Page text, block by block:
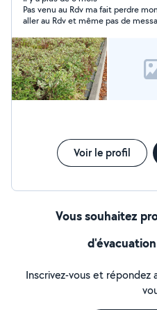
Pas venu au Rdv ma fait perdre
aller au Rdv et même pas de
Voir le profil
Vous souhaitez
Inscrivez-vous et répondez